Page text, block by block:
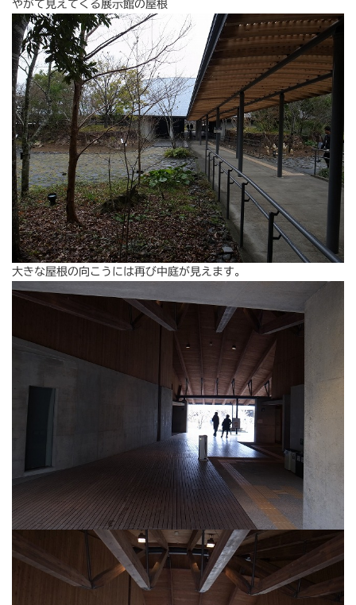
やがて見えてくる展示館の屋根
大きな屋根の向こうには再び中庭が見えます。